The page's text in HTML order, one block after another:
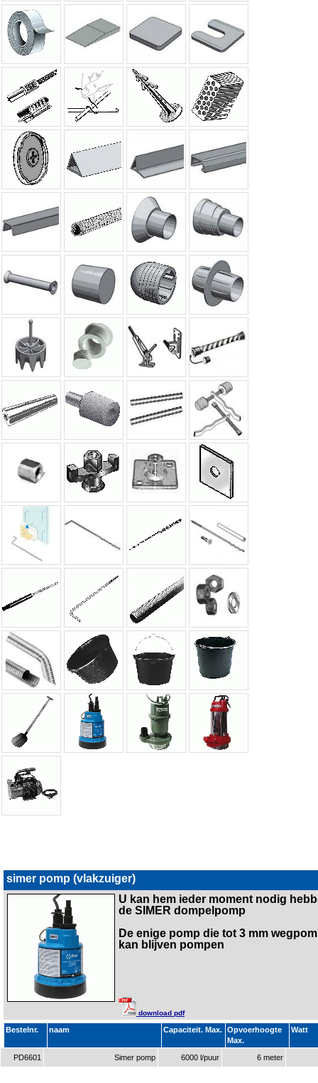
simer pomp (vlakzuiger)
U kan hem ieder moment nodig
de SIMER dompelpomp
De enige pomp die tot 3 mm
kan blijven pompen
download pdf
Bestelnr. naam Capaciteit. Max. Opvoerhoogte
Max.
Watt
PD6601 Simer pomp 6000 l/puur 6 meter